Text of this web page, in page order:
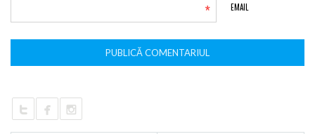
EMAIL
*